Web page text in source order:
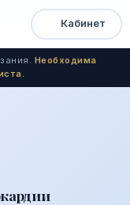
Быстрый
доступ
Кабинет
Необходима